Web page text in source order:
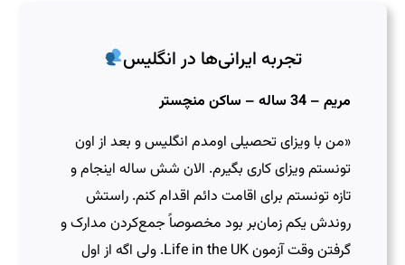
تجربه ایرانی‌ها در انگلیس
مریم – 34 ساله – ساکن منچستر
«من با ویزای تحصیلی اومدم انگلیس و بعد از اون
تونستم ویزای کاری بگیرم. الان شش ساله اینجام و
تازه تونستم برای اقامت دائم اقدام کنم. راستش
روندش یکم زمان‌بر بود مخصوصاً جمع‌کردن مدارک و
گرفتن وقت آزمون Life in the UK. ولی اگه از اول